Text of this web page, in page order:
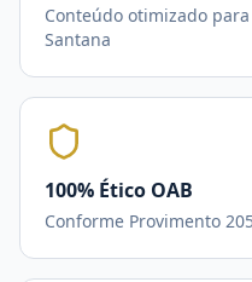
Conteúdo otimizado
Santana
100% Ético OAB
Conforme Provimento